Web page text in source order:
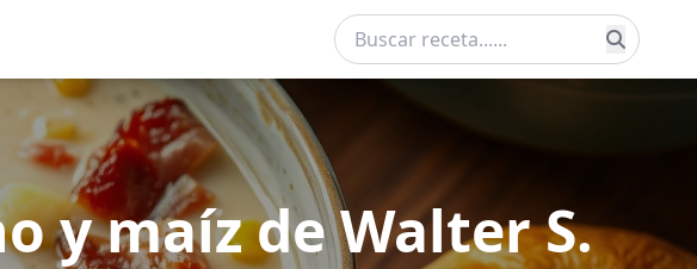
y maíz de Walter S.